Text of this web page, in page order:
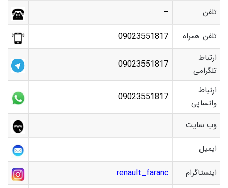
تلفن –
تلفن همراه 09023551817
ارتباط
تلگرامی
09023551817
ارتباط
واتساپی
09023551817
وب سایت
ایمیل
اینستاگرام
renault_faranc